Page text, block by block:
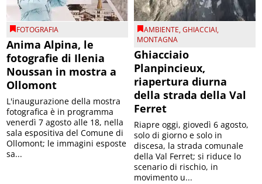
FOTOGRAFIA
Anima Alpina, le
fotografie di Ilenia
Noussan in mostra a
Ollomont
L'inaugurazione della mostra
fotografica è in programma
venerdì 7 agosto alle 18, nella
sala espositiva del Comune di
Ollomont; le immagini esposte
sa...
AMBIENTE,GHIACCIAI,
MONTAGNA
Ghiacciaio
Planpincieux,
riapertura diurna
della strada della Val
Ferret
Riapre oggi, giovedì 6 agosto,
solo di giorno e solo in
discesa, la strada comunale
della Val Ferret; si riduce lo
scenario di rischio, in
movimento u...